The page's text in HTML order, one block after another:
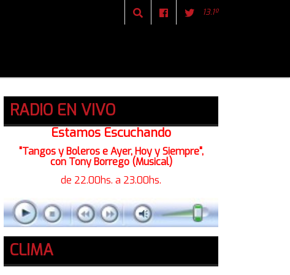
13.1º
RADIO EN VIVO
Estamos Escuchando
"Tangos y Boleros e Ayer, Hoy y Siempre",
con Tony Borrego (Musical)
de 22.00hs. a 23.00hs.
CLIMA